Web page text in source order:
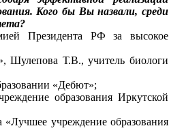
Кого бы Вы назвали, среди
Президента РФ за высокое
Т.В., учитель биологи
«Дебют»;
образования Иркутской
учреждение образования